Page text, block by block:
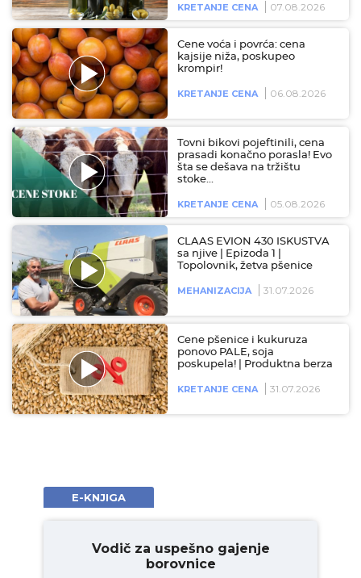
KRETANJE CENA 07.08.2026
Cene voća i povrća: cena
kajsije niža, poskupeo
krompir!
KRETANJE CENA 06.08.2026
Tovni bikovi pojeftinili, cena
prasadi konačno porasla! Evo
šta se dešava na tržištu
stoke…
KRETANJE CENA 05.08.2026
CLAAS EVION 430 ISKUSTVA
sa njive | Epizoda 1 |
Topolovnik, žetva pšenice
MEHANIZACIJA 31.07.2026
Cene pšenice i kukuruza
ponovo PALE, soja
poskupela! | Produktna berza
KRETANJE CENA 31.07.2026
E-KNJIGA
Vodič za uspešno gajenje
borovnice